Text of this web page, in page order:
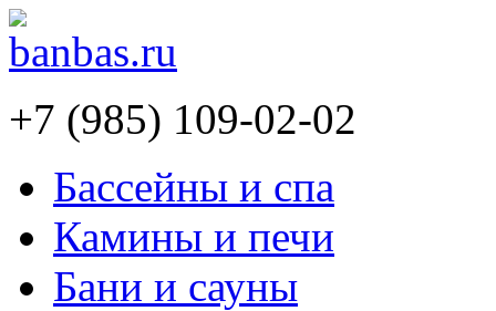
+7 (985) 109-02-02
Бассейны и спа
Камины и печи
Бани и сауны